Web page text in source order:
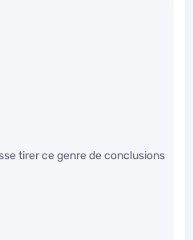
tirer ce genre de conclusions